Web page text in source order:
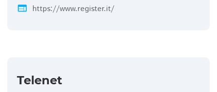
web https://www.register.it/
Telenet